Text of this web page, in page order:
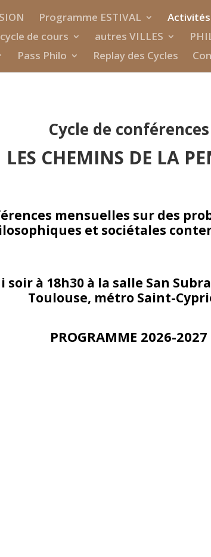
Programme ESTIVAL
Activités
cycle de cours autres VILLES
Pass Philo Replay des Cycles
Cycle de conférences
LES CHEMINS DE LA
mensuelles sur des
et sociétales
soir à 18h30 à la salle San
Toulouse, métro Saint-
PROGRAMME 2026-2027